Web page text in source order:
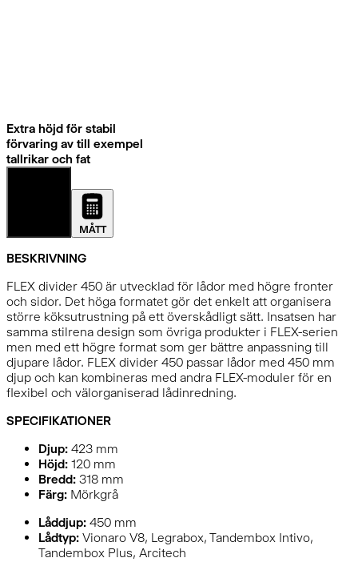
Extra höjd för stabil
förvaring av till exempel
tallrikar och fat
MÅTT
BESKRIVNING
FLEX divider 450 är utvecklad för lådor med högre fronter
och sidor. Det höga formatet gör det enkelt att organisera
större köksutrustning på ett överskådligt sätt. Insatsen har
samma stilrena design som övriga produkter i FLEX-serien
men med ett högre format som ger bättre anpassning till
djupare lådor. FLEX divider 450 passar lådor med 450 mm
djup och kan kombineras med andra FLEX-moduler för en
flexibel och välorganiserad lådinredning.
SPECIFIKATIONER
Djup: 423 mm
Höjd: 120 mm
Bredd: 318 mm
Färg: Mörkgrå
Låddjup: 450 mm
Lådtyp: Vionaro V8, Legrabox, Tandembox Intivo,
Tandembox Plus, Arcitech